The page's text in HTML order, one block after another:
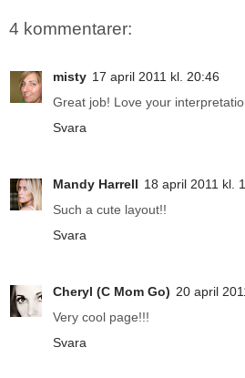
4 kommentarer:
misty 17 april 2011 kl. 20:46
Great job! Love your
Svara
Mandy Harrell 18 april 2011 kl.
Such a cute layout!!
Svara
Cheryl (C Mom Go) 20 april
Very cool page!!!
Svara